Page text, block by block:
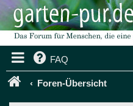
FAQ
Foren-Übersicht